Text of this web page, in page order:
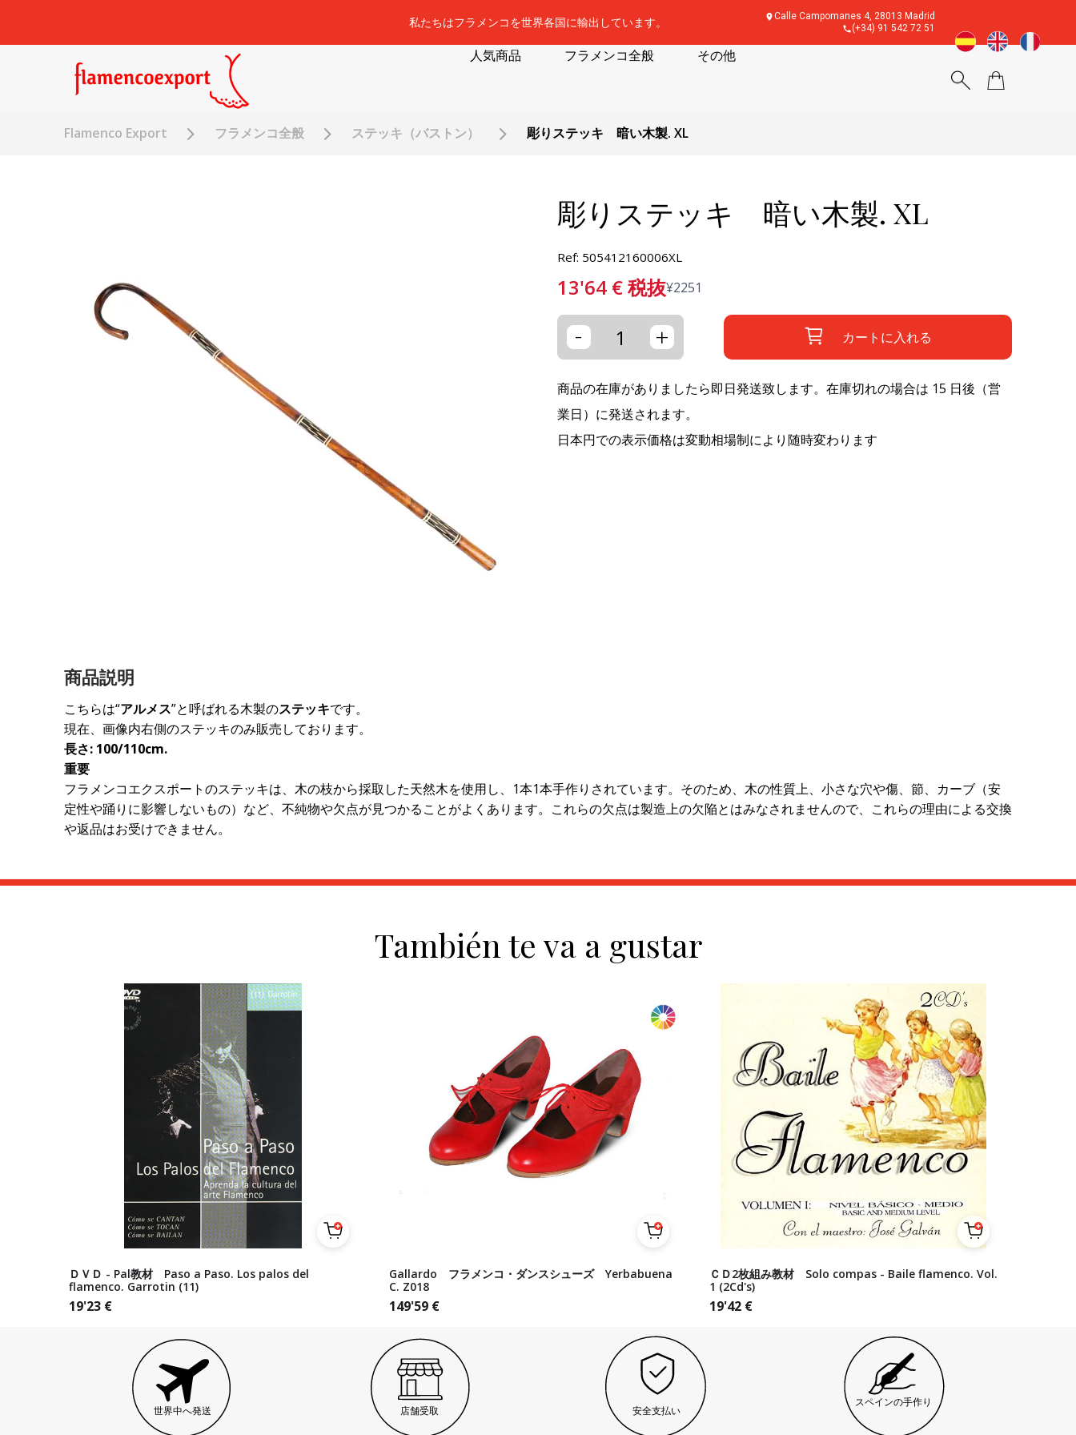
私たちはフラメンコを世界各国に輸出しています。
Calle Campomanes 4, 28013 Madrid
(+34) 91 542 72 51
人気商品 フラメンコ全般 その他
Flamenco Export フラメンコ全般 ステッキ（バストン） 彫りステッキ 暗い木製. XL
彫りステッキ 暗い木製. XL
Ref: 505412160006XL
13'64€税抜¥2251
- + カートに入れる
商品の在庫がありましたら即日発送致します。在庫切れの場合は 15 日後（営
業日）に発送されます。
日本円での表示価格は変動相場制により随時変わります
商品説明
こちらは“アルメス”と呼ばれる木製のステッキです。
現在、画像内右側のステッキのみ販売しております。
長さ: 100/110cm.
重要
フラメンコエクスポートのステッキは、木の枝から採取した天然木を使用し、1本1本手作りされています。そのため、木の性質上、小さな穴や傷、節、カーブ（安
定性や踊りに影響しないもの）など、不純物や欠点が見つかることがよくあります。これらの欠点は製造上の欠陥とはみなされませんので、これらの理由による交換
や返品はお受けできません。
También te va a gustar
ＤＶＤ - Pal教材 Paso a Paso. Los palos del
flamenco. Garrotin (11)
19'23 €
Gallardo フラメンコ・ダンスシューズ Yerbabuena
C. Z018
149'59 €
ＣＤ2枚組み教材 Solo compas - Baile flamenco. Vol.
1 (2Cd's)
19'42 €
世界中へ発送 店舗受取 安全支払い
スペインの手作り